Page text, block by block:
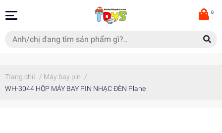
0
Trang chủ / Máy bay pin /
WH-3044 HỘP MÁY BAY PIN NHẠC ĐÈN Plane